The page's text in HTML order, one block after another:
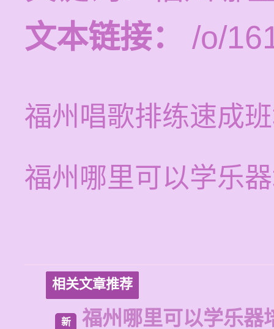
文本链接：
/o/
福州唱歌排练速成
福州哪里可以学乐
相关文章推荐
新 福州哪里可以学乐器